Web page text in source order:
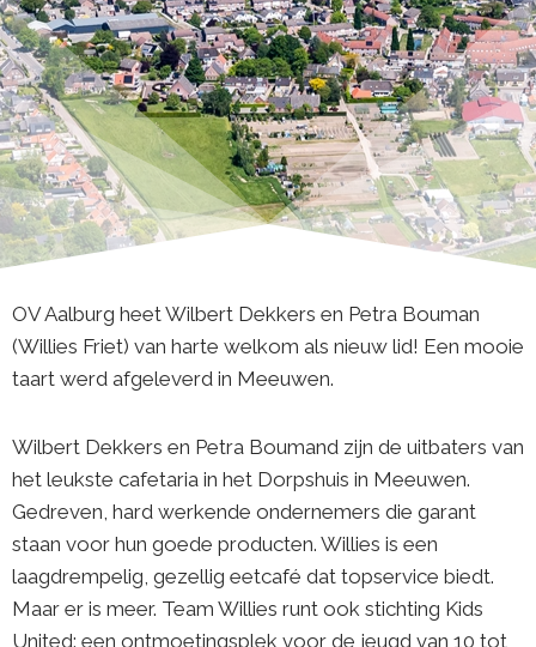
OV Aalburg heet Wilbert Dekkers en Petra Bouman
(Willies Friet) van harte welkom als nieuw lid! Een mooie
taart werd afgeleverd in Meeuwen.
Wilbert Dekkers en Petra Boumand zijn de uitbaters van
het leukste cafetaria in het Dorpshuis in Meeuwen.
Gedreven, hard werkende ondernemers die garant
staan voor hun goede producten. Willies is een
laagdrempelig, gezellig eetcafé dat topservice biedt.
Maar er is meer. Team Willies runt ook stichting Kids
United: een ontmoetingsplek voor de jeugd van 10 tot